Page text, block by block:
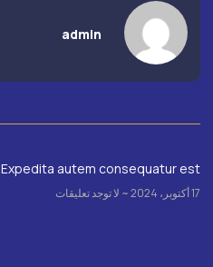
admin
Expedita autem consequatur est.
17 أكتوبر، 2024 لا توجد تعليقات